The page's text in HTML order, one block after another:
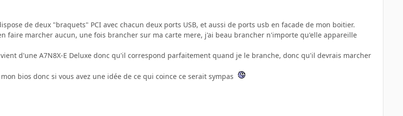
de deux "braquets" PCI avec chacun deux ports USB, et aussi de ports usb en facade de mon boitier.
faire marcher aucun, une fois brancher sur ma carte mere, j'ai beau brancher n'importe qu'elle appareille
d'une A7N8X-E Deluxe donc qu'il correspond parfaitement quand je le branche, donc qu'il devrais marcher
bios donc si vous avez une idée de ce qui coince ce serait sympas